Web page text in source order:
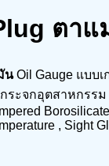
ตา
นOil Gauge แบบ
ะจกอุตสาหกรร
, Sight